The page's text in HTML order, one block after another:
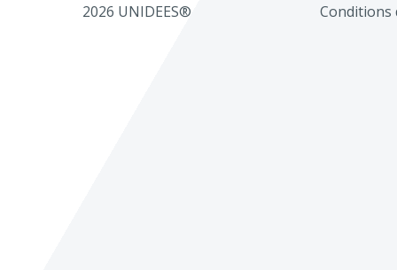
2026 UNIDEES® Conditions